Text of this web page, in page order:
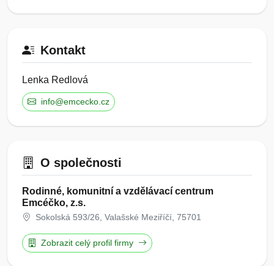
Kontakt
Lenka Redlová
info@emcecko.cz
O společnosti
Rodinné, komunitní a vzdělávací centrum
Emcéčko, z.s.
Sokolská 593/26, Valašské Meziříčí, 75701
Zobrazit celý profil firmy